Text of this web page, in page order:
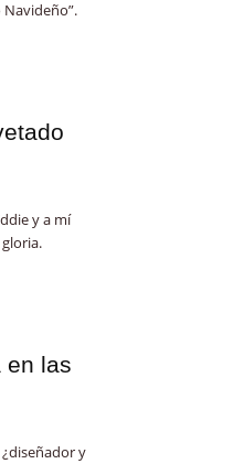
Navideño”.
y a mí
en las
¿diseñador y